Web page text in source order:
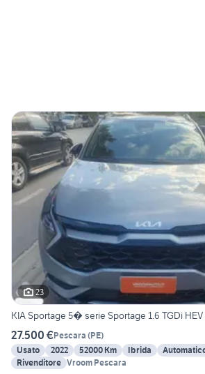
23
KIA Sportage 5� serie Sportage 1.6 TGDi HEV
27.500 €Pescara (PE)
Usato
2022 52000 Km Ibrida
Rivenditore Vroom Pescara